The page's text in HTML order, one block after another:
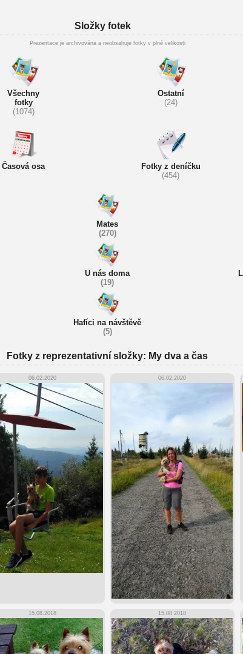
Složky fotek
Prezentace je archivována a neobsahuje fotky v plné velikosti
Všechny
fotky
(1074)
Ostatní
(24)
Časová osa
Fotky z deníčku
(454)
Mates
(270)
U nás doma
(19)
Hafíci na návštěvě
(5)
Fotky z reprezentativní složky: My dva a čas
06.02.2020 06.02.2020
15.08.2018 15.08.2018